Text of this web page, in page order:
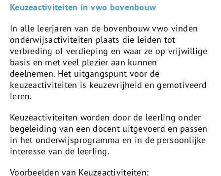
Keuzeactiviteiten in vwo bovenbouw
In alle leerjaren van de bovenbouw vwo vinden
onderwijsactiviteiten plaats die leiden tot
verbreding of verdieping en waar ze op vrijwillige
basis en met veel plezier aan kunnen
deelnemen. Het uitgangspunt voor de
keuzeactiviteiten is keuzevrijheid en gemotiveerd
leren.
Keuzeactiviteiten worden door de leerling onder
begeleiding van een docent uitgevoerd en passen
in het onderwijsprogramma en in de persoonlijke
interesse van de leerling.
Voorbeelden van Keuzeactiviteiten: